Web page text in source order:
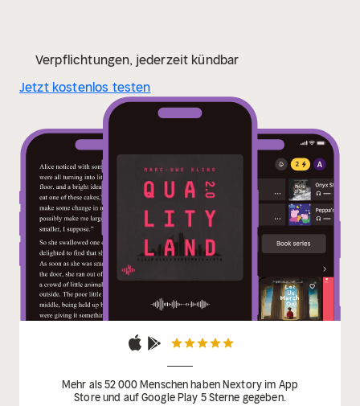
Verpflichtungen, jederzeit kündbar
Jetzt kostenlos testen
Mehr als 52 000 Menschen haben Nextory im App
Store und auf Google Play 5 Sterne gegeben.